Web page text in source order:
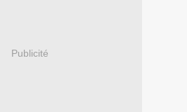
Publicité